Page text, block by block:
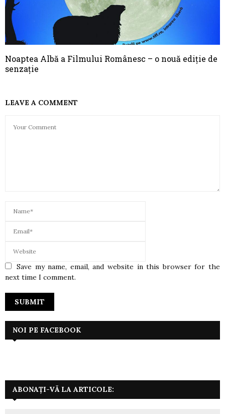
Noaptea Albă a Filmului Românesc – o nouă ediţie de
senzaţie
LEAVE A COMMENT
Save my name, email, and website in this browser for the
next time I comment.
NOI PE FACEBOOK
ABONAȚI-VĂ LA ARTICOLE: